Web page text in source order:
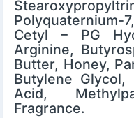
Cetyl – PG
Arginine,
Butter, Honey,
Butylene
Acid,
Fragrance.